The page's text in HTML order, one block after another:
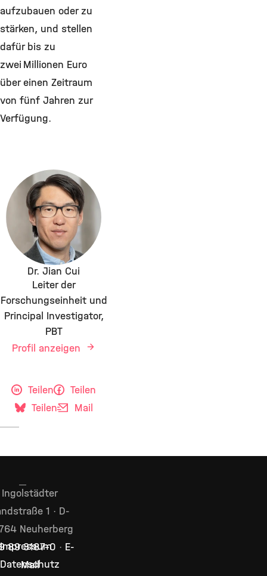
aufzubauen oder zu
stärken, und stellen
dafür bis zu
zwei Millionen Euro
über einen Zeitraum
von fünf Jahren zur
Verfügung.
Dr. Jian Cui
Leiter der
Forschungseinheit und
Principal Investigator,
PBT
Profil anzeigen
Teilen
Teilen
Teilen
Mail
Impressum
Datenschutz
Ingolstädter
1 · D-
Neuherberg
89 3187–0 · E-
Mail